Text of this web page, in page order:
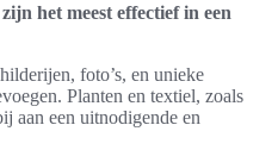
het meest effectief in een
foto’s, en unieke
Planten en textiel, zoals
aan een uitnodigende en